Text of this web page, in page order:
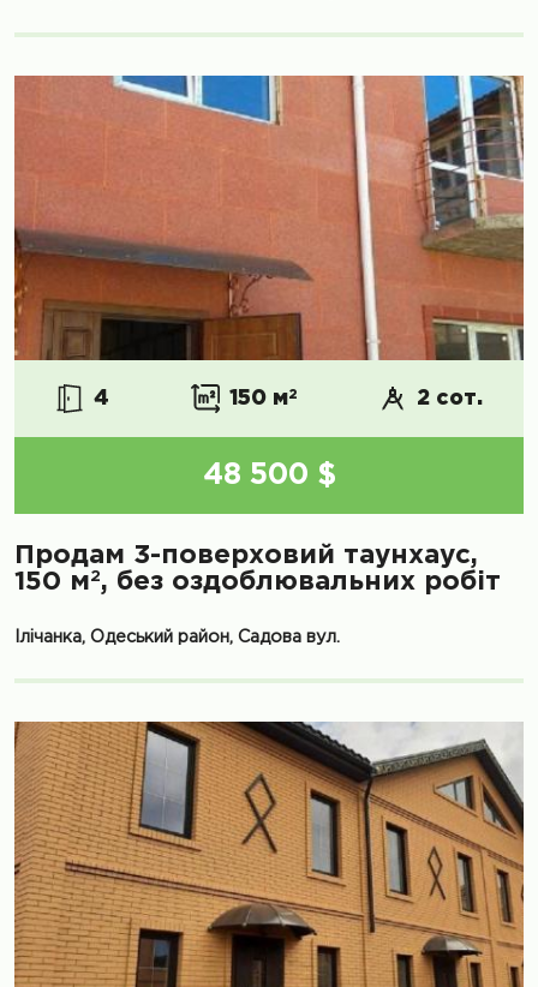
4 150 м2 2 сот.
48 500 $
Продам 3-поверховий таунхаус,
150 м2, без оздоблювальних робіт
Ілічанка, Одеський район, Садова вул.